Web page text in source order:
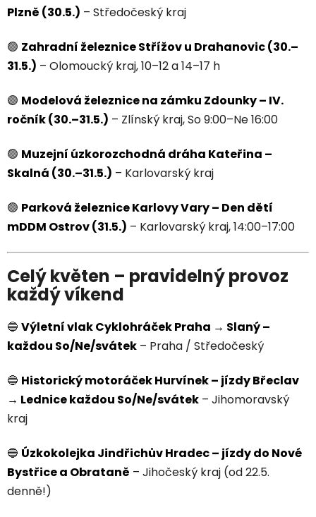
Plzně (30.5.) – Středočeský kraj
🟢 Zahradní železnice Střížov u Drahanovic (30.–
31.5.) – Olomoucký kraj, 10–12 a 14–17 h
🟣 Modelová železnice na zámku Zdounky – IV.
ročník (30.–31.5.) – Zlínský kraj, So 9:00–Ne 16:00
🟢 Muzejní úzkorozchodná dráha Kateřina –
Skalná (30.–31.5.) – Karlovarský kraj
🟢 Parková železnice Karlovy Vary – Den dětí
mDDM Ostrov (31.5.) – Karlovarský kraj, 14:00–17:00
Celý květen – pravidelný provoz
každý víkend
🔵 Výletní vlak Cyklohráček Praha → Slaný –
každou So/Ne/svátek – Praha / Středočeský
🔵 Historický motoráček Hurvínek – jízdy Břeclav
→ Lednice každou So/Ne/svátek – Jihomoravský
kraj
🔵 Úzkokolejka Jindřichův Hradec – jízdy do Nové
Bystřice a Obrataně – Jihočeský kraj (od 22.5.
denně!)